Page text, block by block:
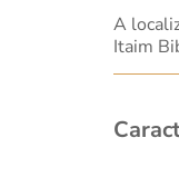
A
Itaim